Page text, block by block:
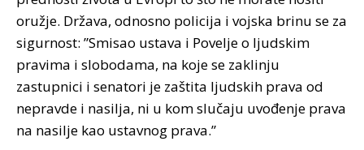
oružje. Država, odnosno policija i vojska brinu se za
sigurnost: ”Smisao ustava i Povelje o ljudskim
pravima i slobodama, na koje se zaklinju
zastupnici i senatori je zaštita ljudskih prava od
nepravde i nasilja, ni u kom slučaju uvođenje prava
na nasilje kao ustavnog prava.”